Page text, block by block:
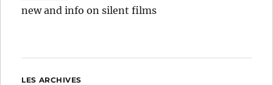
new and info on silent films
LES ARCHIVES